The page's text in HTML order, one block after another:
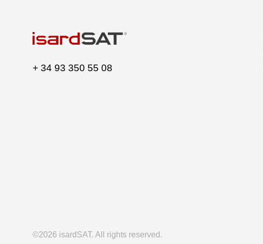
+ 34 93 350 55 08
©2026 isardSAT. All rights reserved.